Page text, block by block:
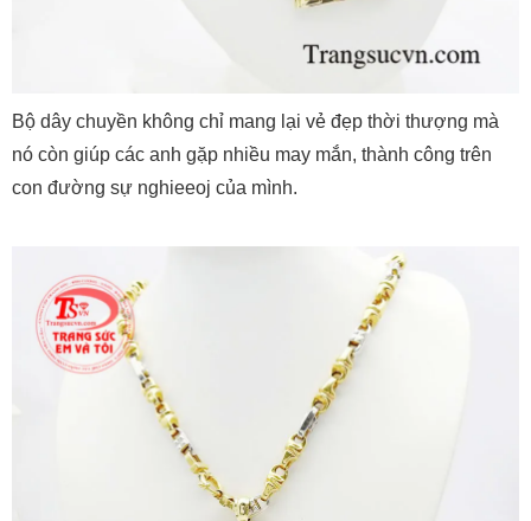
Bộ dây chuyền không chỉ mang lại vẻ đẹp thời thượng mà
nó còn giúp các anh gặp nhiều may mắn, thành công trên
con đường sự nghieeoj của mình.